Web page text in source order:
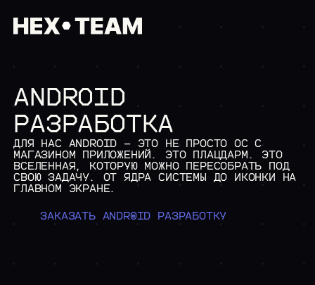
/02 КОМПАНИЯ
> О НАС
>
ОБРАЗОВАТЕЛЬНАЯ МИССИЯ
/03 УСЛУГИ
ИНФОРМАЦИОННАЯ
> АНАЛИЗ ЗАЩИЩЕННОСТИ
>АНАЛИЗ ИСХОДНОГО
ANDROID
РАЗРАБОТКА
ДЛЯ НАС ANDROID — ЭТО НЕ ПРОСТО ОС С
МАГАЗИНОМ ПРИЛОЖЕНИЙ. ЭТО ПЛАЦДАРМ. ЭТО
ВСЕЛЕННАЯ, КОТОРУЮ МОЖНО ПЕРЕСОБРАТЬ ПОД
СВОЮ ЗАДАЧУ. ОТ ЯДРА СИСТЕМЫ ДО ИКОНКИ НА
ГЛАВНОМ ЭКРАНЕ.
ЗАКАЗАТЬ ANDROID РАЗРАБОТКУ